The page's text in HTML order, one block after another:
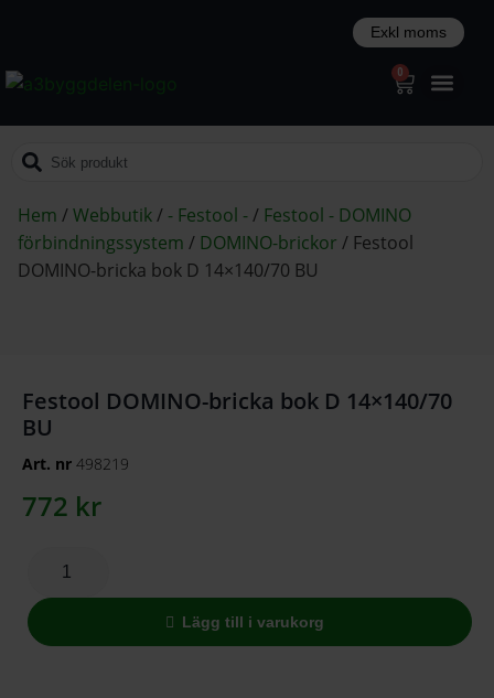
0
Hem /Webbutik/ - Festool -/ Festool - DOMINO
förbindningssystem / DOMINO-brickor / Festool
DOMINO-bricka bok D 14×140/70 BU
Festool DOMINO-bricka bok D 14×140/70
BU
Art. nr 498219
772 kr
Lägg till i varukorg